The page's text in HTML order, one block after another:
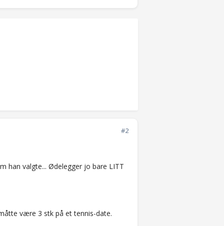
#2
han valgte... Ødelegger jo bare LITT
være 3 stk på et tennis-date.